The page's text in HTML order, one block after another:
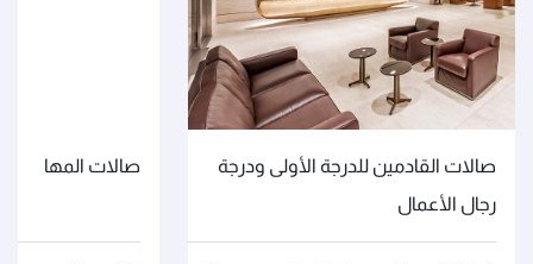
صالات القادمين للدرجة الأولى ودرجة
رجال الأعمال
صالات المها